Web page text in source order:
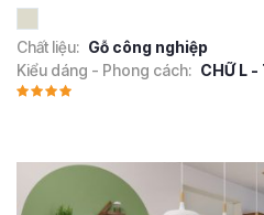
Chất liệu: Gỗ công nghiệp
Kiểu dáng - Phong cách: CHỮ L -